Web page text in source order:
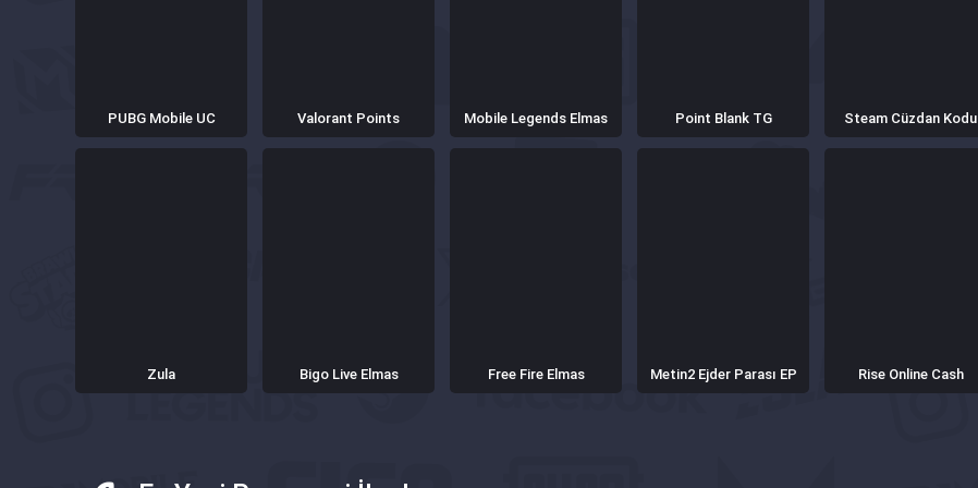
PUBG Mobile UC Valorant Points Mobile Legends Elmas Point Blank TG Steam Cüzdan Kodu
Zula Bigo Live Elmas Free Fire Elmas Metin2 Ejder Parası EP Rise Online Cash